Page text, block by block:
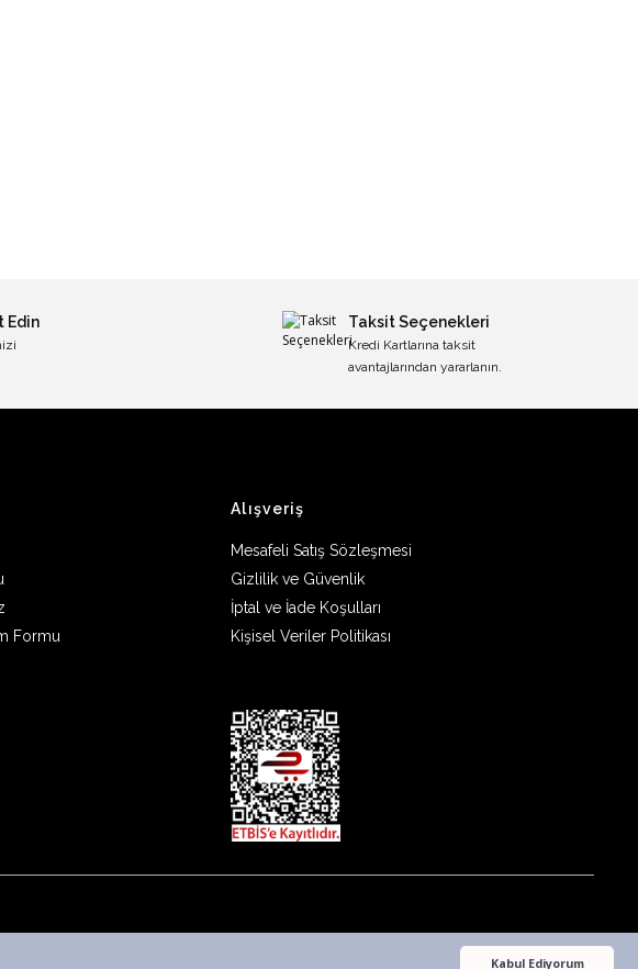
Kabul Ediyorum
Edin Taksit Seçenekleri
Kredi Kartlarına taksit
avantajlarından yararlanın.
Formu
Alışveriş
Mesafeli Satış Sözleşmesi
Gizlilik ve Güvenlik
İptal ve İade Koşulları
Kişisel Veriler Politikası